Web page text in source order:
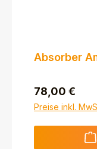
Absorber
Regulärer
78,00 €
Preise inkl.